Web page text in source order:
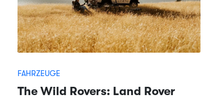
FAHRZEUGE
The Wild Rovers: Land Rover